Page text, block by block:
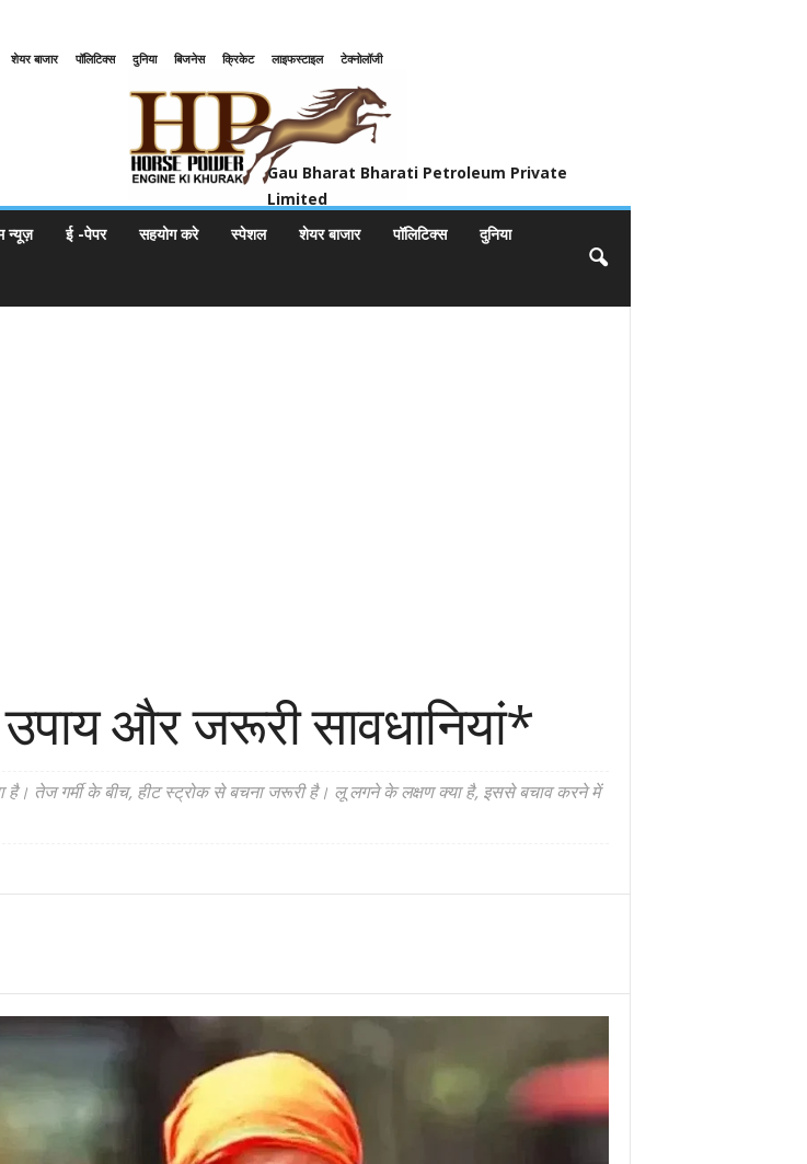
शेयर बाजार पॉलिटिक्स दुनिया बिजनेस क्रिकेट लाइफस्टाइल
टेक्नोलॉजी
Gau Bharat Bharati Petroleum Private
Limited
न्यूज़ ई -पेपर सहयोग करे स्पेशल शेयर बाजार पॉलिटिक्स दुनिया
और जरूरी सावधानियां*
है। तेज गर्मी के बीच, हीट स्ट्रोक से बचना जरूरी है। लू लगने के लक्षण क्या है, इससे बचाव करने में